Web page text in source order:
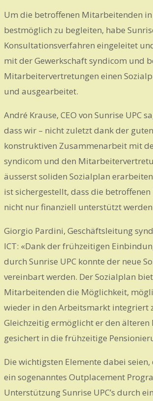
Um die betroffenen Mitarbeitenden in
bestmöglich zu begleiten, habe
Konsultationsverfahren eingeleitet
mit der Gewerkschaft syndicom und
Mitarbeitervertretungen einen
und ausgearbeitet.
André Krause, CEO von Sunrise UPC
dass wir – nicht zuletzt dank der
konstruktiven Zusammenarbeit mit
syndicom und den
äusserst soliden Sozialplan
ist sichergestellt, dass die
nicht nur finanziell unterstützt
Giorgio Pardini, Geschäftsleitung
ICT: «Dank der frühzeitigen
durch Sunrise UPC konnte der neue
vereinbart werden. Der Sozialplan
Mitarbeitenden die Möglichkeit,
wieder in den Arbeitsmarkt integriert
Gleichzeitig ermöglicht er den
gesichert in die frühzeitige
Die wichtigsten Elemente dabei
ein sogenanntes Outplacement
Unterstützung Sunrise UPC’s durch